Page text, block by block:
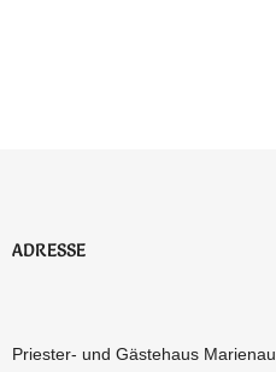
ADRESSE
Priester- und Gästehaus Marienau